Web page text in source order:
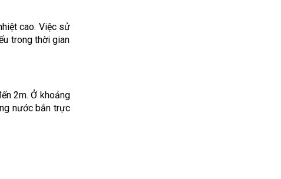
cao. Việc sử
trong thời gian
2m. Ở khoảng
nước bắn trực